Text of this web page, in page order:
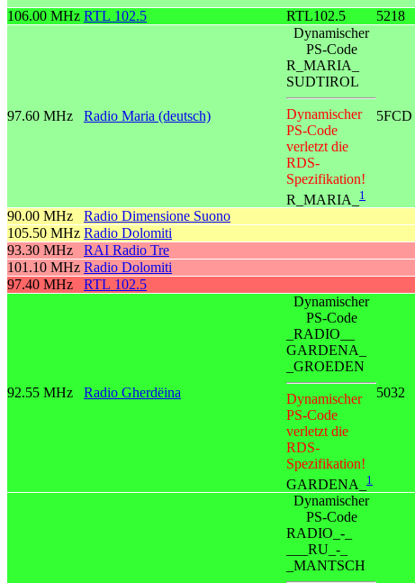
106.00 MHz RTL 102.5 RTL102.5 5218
97.60 MHz Radio Maria (deutsch)
Dynamischer
PS-Code
R_MARIA_
SUDTIROL
Dynamischer
PS-Code
verletzt die
RDS-
Spezifikation!
R_MARIA_
1
5FCD
90.00 MHz Radio Dimensione Suono
105.50 MHz Radio Dolomiti
93.30 MHz
RAI Radio Tre
101.10 MHz Radio Dolomiti
97.40 MHz
RTL 102.5
92.55 MHz Radio Gherdëina
Dynamischer
PS-Code
_RADIO__
GARDENA_
_GROEDEN
Dynamischer
PS-Code
verletzt die
RDS-
Spezifikation!
GARDENA_
1
5032
Dynamischer
PS-Code
RADIO_-_
___RU_-_
_MANTSCH